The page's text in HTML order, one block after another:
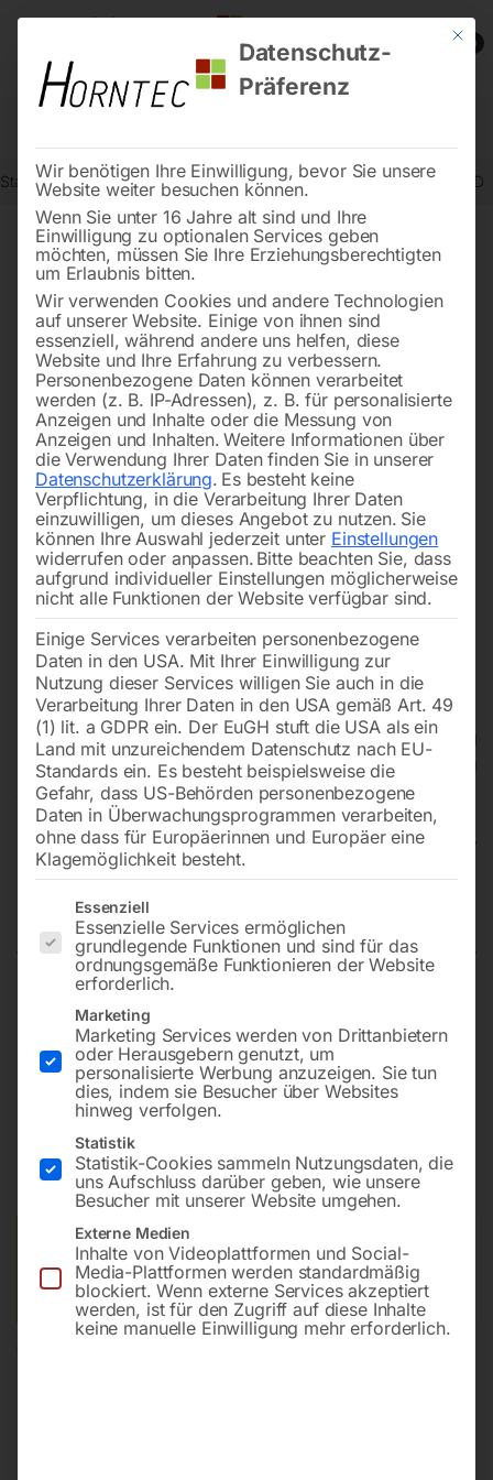
0
Start Werkstatttechnik Montagehilfen Federspanner SFS 1000 D
Federspanner SFS 1000 D
Für schnelles und sicheres Spannen von
Fahrwerksfedern
870,00
inkl. MwSt. zzgl.Versandkosten
Lieferzeit:ca. 5 - 10 Werktage
Versandkosten Standard (Österreich):
40,00
Bitte beachten Sie: Die Versandkosten gelten für Österreich.
Andere Länder können abweichen.
Mit
Datenschutz-
Präferenz
Wir benötigen Ihre Einwilligung, bevor Sie unsere
Website weiter besuchen können.
Wenn Sie unter 16 Jahre alt sind und Ihre
Einwilligung zu optionalen Services geben
möchten, müssen Sie Ihre Erziehungsberechtigten
um Erlaubnis bitten.
Wir verwenden Cookies und andere Technologien
auf unserer Website. Einige von ihnen sind
essenziell, während andere uns helfen, diese
Website und Ihre Erfahrung zu verbessern.
Personenbezogene Daten können verarbeitet
werden (z. B. IP-Adressen), z. B. für personalisierte
Anzeigen und Inhalte oder die Messung von
Anzeigen und Inhalten. Weitere Informationen über
die Verwendung Ihrer Daten finden Sie in unserer
Datenschutzerklärung. Es besteht keine
Verpflichtung, in die Verarbeitung Ihrer Daten
einzuwilligen, um dieses Angebot zu nutzen. Sie
können Ihre Auswahl jederzeit unter Einstellungen
widerrufen oder anpassen. Bitte beachten Sie, dass
aufgrund individueller Einstellungen möglicherweise
nicht alle Funktionen der Website verfügbar sind.
Einige Services verarbeiten personenbezogene
Daten in den USA. Mit Ihrer Einwilligung zur
Nutzung dieser Services willigen Sie auch in die
Verarbeitung Ihrer Daten in den USA gemäß Art. 49
(1) lit. a GDPR ein. Der EuGH stuft die USA als ein
Land mit unzureichendem Datenschutz nach EU-
Standards ein. Es besteht beispielsweise die
Gefahr, dass US-Behörden personenbezogene
Daten in Überwachungsprogrammen verarbeiten,
ohne dass für Europäerinnen und Europäer eine
Klagemöglichkeit besteht.
Es folgt eine Liste der Service-Gruppen, für die eine
Essenziell
Essenzielle Services ermöglichen
grundlegende Funktionen und sind für das
ordnungsgemäße Funktionieren der Website
erforderlich.
Marketing
Marketing Services werden von Drittanbietern
oder Herausgebern genutzt, um
personalisierte Werbung anzuzeigen. Sie tun
dies, indem sie Besucher über Websites
hinweg verfolgen.
Statistik
Statistik-Cookies sammeln Nutzungsdaten, die
uns Aufschluss darüber geben, wie unsere
Besucher mit unserer Website umgehen.
Externe Medien
Inhalte von Videoplattformen und Social-
Media-Plattformen werden standardmäßig
blockiert. Wenn externe Services akzeptiert
werden, ist für den Zugriff auf diese Inhalte
keine manuelle Einwilligung mehr erforderlich.